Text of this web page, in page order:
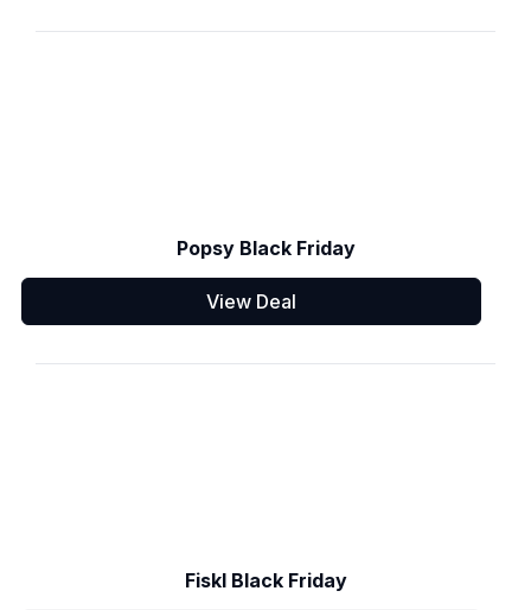
Popsy Black Friday
View Deal
Fiskl Black Friday